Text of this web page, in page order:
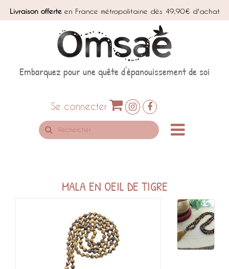
Livraison offerteen France métropolitaine dès 49,90€ d'achat
Embarquez pour une quête d'épanouissement de soi
Se connecter
MALA EN OEIL DE TIGRE